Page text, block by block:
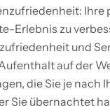
Erlebnis zu
und
auf der
die Sie je
Sie übernachtet